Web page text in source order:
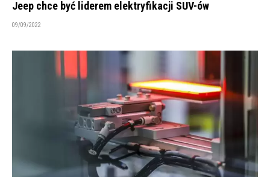
Jeep chce być liderem elektryfikacji SUV-ów
09/09/2022